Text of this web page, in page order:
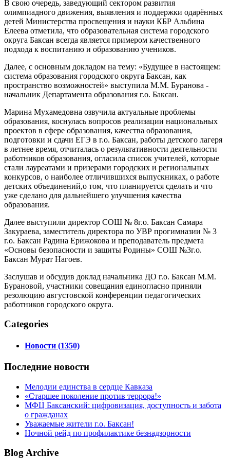
В свою очередь, заведующий сектором развития
олимпиадного движения, выявления и поддержки одарённых
детей Министерства просвещения и науки КБР Альбина
Елеева отметила, что образовательная система городского
округа Баксан всегда является примером качественного
подхода к воспитанию и образованию учеников.
Далее, с основным докладом на тему: «Будущее в настоящем:
система образования городского округа Баксан, как
пространство возможностей» выступила М.М. Буранова -
начальник Департамента образования г.о. Баксан.
Марина Мухамедовна озвучила актуальные проблемы
образования, коснулась вопросов реализации национальных
проектов в сфере образования, качества образования,
подготовки и сдачи ЕГЭ в г.о. Баксан, работы детского лагеря
в летнее время, отчиталась о результативности деятельности
работников образования, огласила список учителей, которые
стали лауреатами и призерами городских и региональных
конкурсов, о наиболее отличившихся выпускниках, о работе
детских объединений,о том, что планируется сделать и что
уже сделано для дальнейшего улучшения качества
образования.
Далее выступили директор СОШ № 8г.о. Баксан Самара
Закураева, заместитель директора по УВР прогимназии № 3
г.о. Баксан Радина Ерижокова и преподаватель предмета
«Основы безопасности и защиты Родины» СОШ №3г.о.
Баксан Мурат Нагоев.
Заслушав и обсудив доклад начальника ДО г.о. Баксан М.М.
Бурановой, участники совещания единогласно приняли
резолюцию августовской конференции педагогических
работников городского округа.
Categories
Новости (1350)
Последние новости
Мелодии единства в сердце Кавказа
«Старшее поколение против террора!»
МФЦ Баксанский: цифровизация, доступность и забота
о гражданах
Уважаемые жители г.о. Баксан!
Ночной рейд по профилактике безнадзорности
BlogArchive